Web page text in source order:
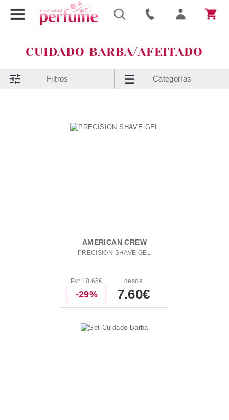
CUIDADO BARBA/AFEITADO
Filtros Categorías
AMERICAN CREW
PRECISION SHAVE GEL
Pvr 10.65€
-29%
desde
7.60€